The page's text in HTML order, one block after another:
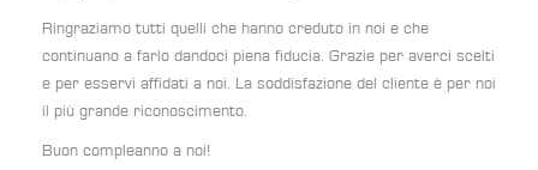
Ringraziamo tutti quelli che hanno creduto in noi e che
continuano a farlo dandoci piena fiducia. Grazie per averci scelti
e per esservi affidati a noi. La soddisfazione del cliente è per noi
il più grande riconoscimento.
Buon compleanno a noi!